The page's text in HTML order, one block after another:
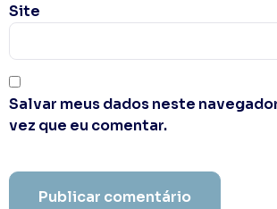
Site
Salvar meus dados neste
vez que eu comentar.